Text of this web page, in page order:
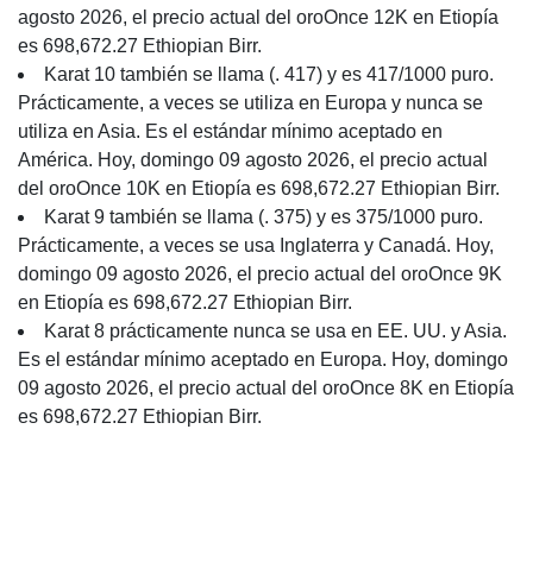
agosto 2026, el precio actual del oroOnce 12K en Etiopía
es 698,672.27 Ethiopian Birr.
Karat 10 también se llama (. 417) y es 417/1000 puro.
Prácticamente, a veces se utiliza en Europa y nunca se
utiliza en Asia. Es el estándar mínimo aceptado en
América. Hoy, domingo 09 agosto 2026, el precio actual
del oroOnce 10K en Etiopía es 698,672.27 Ethiopian Birr.
Karat 9 también se llama (. 375) y es 375/1000 puro.
Prácticamente, a veces se usa Inglaterra y Canadá. Hoy,
domingo 09 agosto 2026, el precio actual del oroOnce 9K
en Etiopía es 698,672.27 Ethiopian Birr.
Karat 8 prácticamente nunca se usa en EE. UU. y Asia.
Es el estándar mínimo aceptado en Europa. Hoy, domingo
09 agosto 2026, el precio actual del oroOnce 8K en Etiopía
es 698,672.27 Ethiopian Birr.